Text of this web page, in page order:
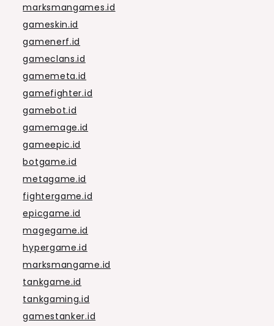
marksmangames.id
gameskin.id
gamenerf.id
gameclans.id
gamemeta.id
gamefighter.id
gamebot.id
gamemage.id
gameepic.id
botgame.id
metagame.id
fightergame.id
epicgame.id
magegame.id
hypergame.id
marksmangame.id
tankgame.id
tankgaming.id
gamestanker.id